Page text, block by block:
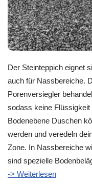
Der Steinteppich eignet
auch für Nassbereiche.
Porenversiegler
sodass keine Flüssigkeit
Bodenebene Duschen
werden und veredeln
Zone. In Nassbereiche
sind spezielle
-> Weiterlesen